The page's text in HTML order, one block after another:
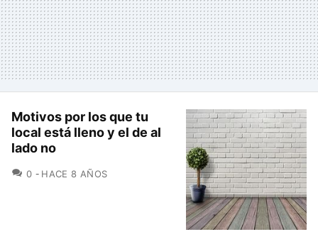
Motivos por los que tu
local está lleno y el de al
lado no
0 COMENTARIOS
HACE 8 AÑOS